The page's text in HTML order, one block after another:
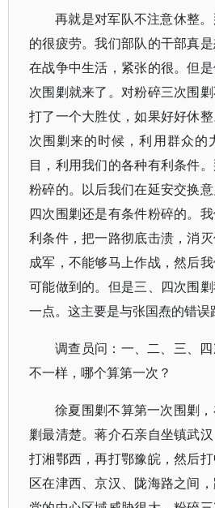
再就是对军队不注意休整
的很疲劳。我们部队的干部真
在战争中生活，紧张的很。但
次围剿就来了。对粉碎三次围
打了一个大胜仗，如果好好休
次围剿来的时候，利用群众的
目，利用我们的各种有利条件
粉碎的。以后我们在延安交换
四次围剿还是有条件粉碎的。
利条件，把一路彻底击溃，消
成军，不能够马上作战，然后
可能做到的。但是三、四次围
一点。这主要是与张国焘的错误
调查员问：一、二、三、
不一样，哪个算第一次？
徐夏围剿不算第一次围剿
剿最清楚。蒋介石亲自坐镇武
打湘鄂西，再打鄂豫皖，然后
区在津西、京汉、陇海路之间